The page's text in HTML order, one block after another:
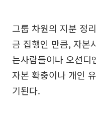
그룹 차원의 지분 정
금 집행인 만큼, 자본
는사람들이나 오션디
자본 확충이나 개인
기된다.